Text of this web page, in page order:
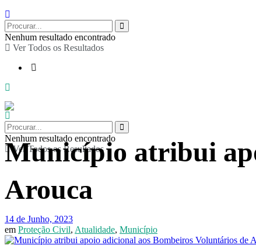
Nenhum resultado encontrado
Ver Todos os Resultados
Nenhum resultado encontrado
Ver Todos os Resultados
Município atribui
Arouca
14 de Junho, 2023
em Proteção Civil, Atualidade, Município